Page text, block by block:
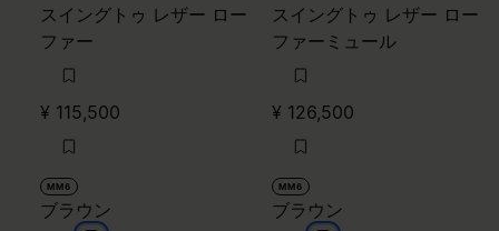
スイングトゥ レザー ロー
ファー
¥ 115,500
MM6
ブラウン
スイングトゥ レザー ロー
ファーミュール
¥ 126,500
MM6
ブラウン